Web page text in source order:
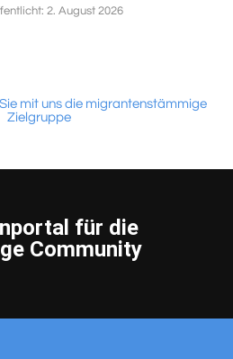
2. August 2026
für die
Community